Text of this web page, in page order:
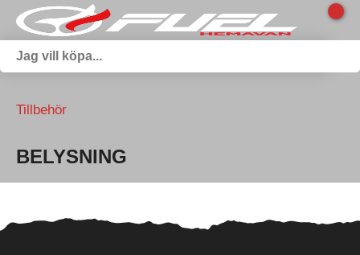
Tillbehör
BELYSNING